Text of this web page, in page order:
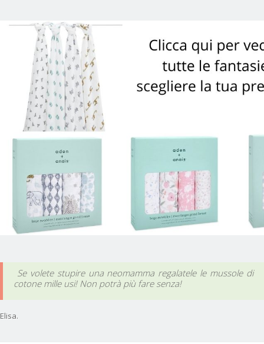
Se volete stupire una neomamma regalatele le mussole di
cotone mille usi! Non potrà più fare senza!
Elisa.